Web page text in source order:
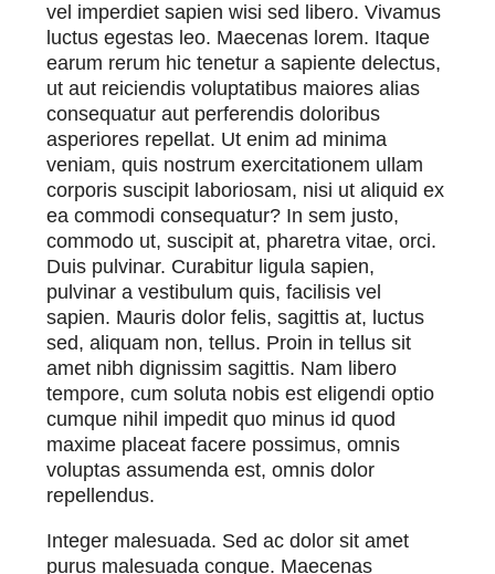
vel imperdiet sapien wisi sed libero. Vivamus
luctus egestas leo. Maecenas lorem. Itaque
earum rerum hic tenetur a sapiente delectus,
ut aut reiciendis voluptatibus maiores alias
consequatur aut perferendis doloribus
asperiores repellat. Ut enim ad minima
veniam, quis nostrum exercitationem ullam
corporis suscipit laboriosam, nisi ut aliquid ex
ea commodi consequatur? In sem justo,
commodo ut, suscipit at, pharetra vitae, orci.
Duis pulvinar. Curabitur ligula sapien,
pulvinar a vestibulum quis, facilisis vel
sapien. Mauris dolor felis, sagittis at, luctus
sed, aliquam non, tellus. Proin in tellus sit
amet nibh dignissim sagittis. Nam libero
tempore, cum soluta nobis est eligendi optio
cumque nihil impedit quo minus id quod
maxime placeat facere possimus, omnis
voluptas assumenda est, omnis dolor
repellendus.
Integer malesuada. Sed ac dolor sit amet
purus malesuada congue. Maecenas